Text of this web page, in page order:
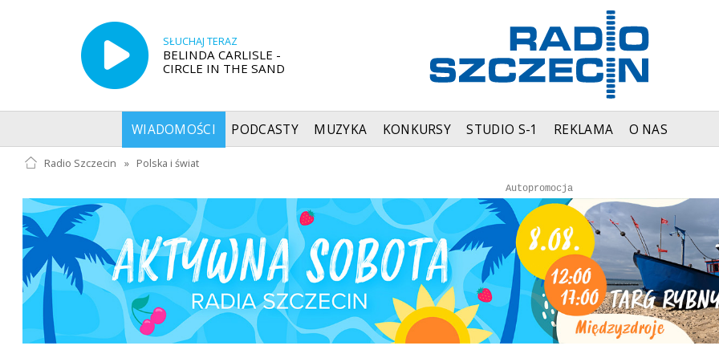
SŁUCHAJ TERAZ
BELINDA CARLISLE -
CIRCLE IN THE SAND
WIADOMOŚCI PODCASTY MUZYKA KONKURSY STUDIO S-1 REKLAMA O NAS
Radio Szczecin » Polska i świat
Autopromocja
Autopromocja